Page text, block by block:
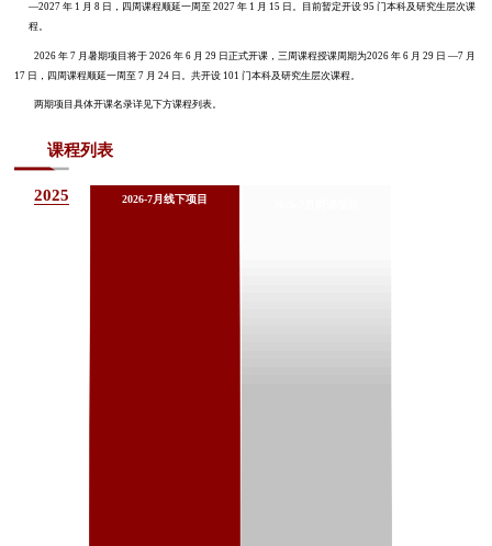
—2027 年 1 月 8 日，四周课程顺延一周至 2027 年 1 月 15 日。目前暂定开设 95 门本科及研究生层次课
程。
2026 年 7 月暑期项目将于 2026 年 6 月 29 日正式开课，三周课程授课周期为2026 年 6 月 29 日 —7 月
17 日，四周课程顺延一周至 7 月 24 日。共开设 101 门本科及研究生层次课程。
两期项目具体开课名录详见下方课程列表。
课程列表
2025 2026-7月线下项目